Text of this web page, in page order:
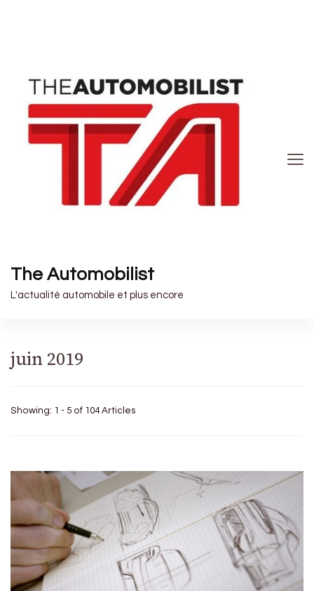
The Automobilist
L'actualité automobile et plus encore
juin 2019
Showing: 1 - 5 of 104 Articles